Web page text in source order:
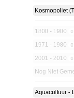
Kosmopoliet
1800 - 1900 0
1971 - 1980 0
2001 - 2010 0
Nog Niet
Aquacultuur -